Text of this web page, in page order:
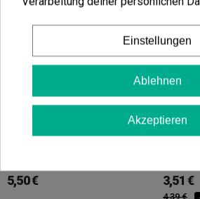
In den Warenkorb
5,50 € 3,51 €
4,39 €
Einstellungen
Ablehnen
Akzeptieren